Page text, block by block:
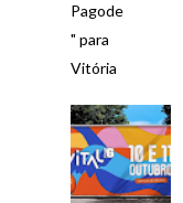
Pagode
" para
Vitória